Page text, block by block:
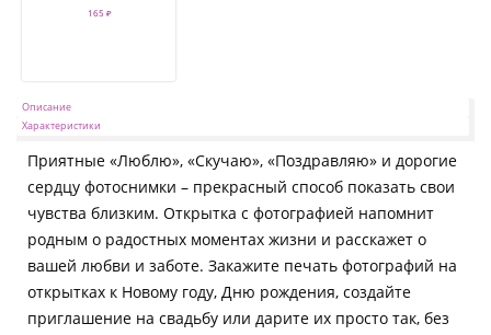
165 ₽
Описание
Характеристики
Приятные «Люблю», «Скучаю», «Поздравляю» и дорогие
сердцу фотоснимки – прекрасный способ показать свои
чувства близким. Открытка с фотографией напомнит
родным о радостных моментах жизни и расскажет о
вашей любви и заботе. Закажите печать фотографий на
открытках к Новому году, Дню рождения, создайте
приглашение на свадьбу или дарите их просто так, без